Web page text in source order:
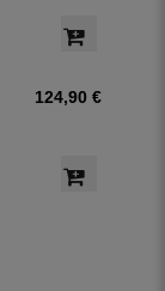
124,90 €